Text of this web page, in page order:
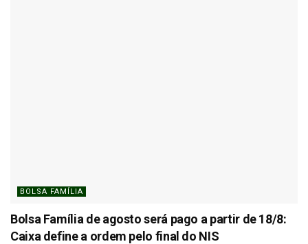
BOLSA FAMÍLIA
Bolsa Família de agosto será pago a partir de 18/8:
Caixa define a ordem pelo final do NIS